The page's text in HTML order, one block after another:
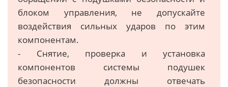
блоком управления, не допускайте
воздействия сильных ударов по этим
компонентам.
- Снятие, проверка и установка
компонентов системы подушек
безопасности должны отвечать